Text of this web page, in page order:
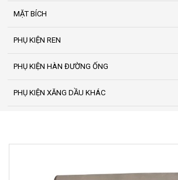
MẶT BÍCH
PHỤ KIỆN REN
PHỤ KIỆN HÀN ĐƯỜNG ỐNG
PHỤ KIỆN XĂNG DẦU KHÁC